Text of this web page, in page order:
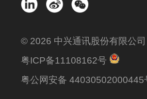
© 2026 中兴通讯股份有限公
粤ICP备11108162号
粤公网安备 44030502000445